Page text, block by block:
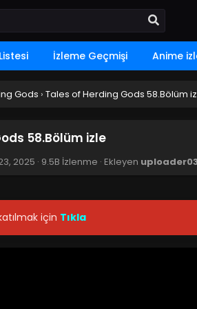
İzleme Geçmişi Anime
Gods › Tales of Herding Gods 58.Bölüm
58.Bölüm izle
2025 · 9.5B İzlenme · Ekleyen
için Tıkla